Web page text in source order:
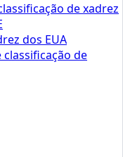
de xadrez
dos EUA
de